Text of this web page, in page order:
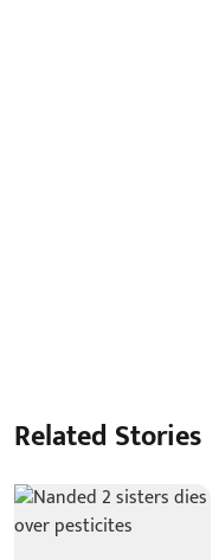
Related Stories